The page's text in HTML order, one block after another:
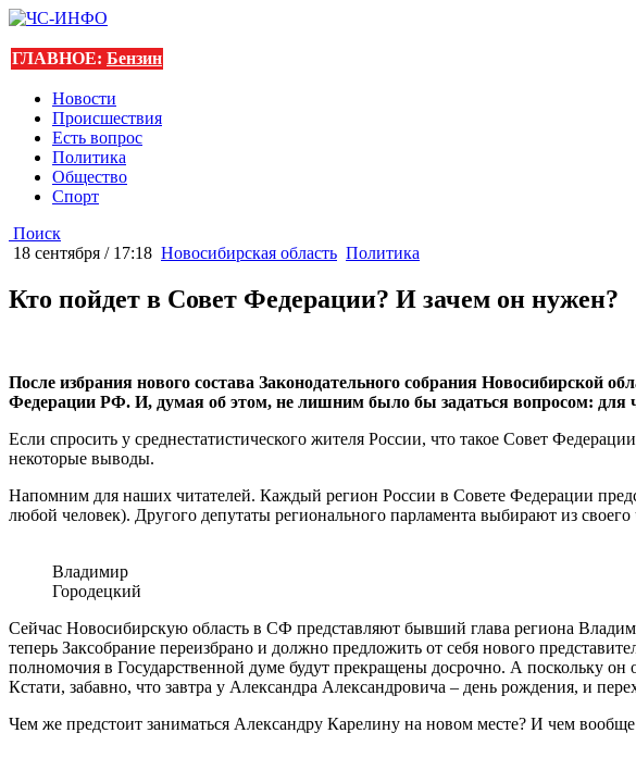
ГЛАВНОЕ: Бензин
Новости
Происшествия
Есть вопрос
Политика
Общество
Спорт
Поиск
18 сентября / 17:18 Новосибирская область Политика
Кто пойдет в Совет Федерации? И зачем он нужен?
После избрания нового состава Законодательного собрания Новосибирской
Федерации РФ. И, думая об этом, не лишним было бы задаться вопросом: для
Если спросить у среднестатистического жителя России, что такое Совет
некоторые выводы.
Напомним для наших читателей. Каждый регион России в Совете Федерации
любой человек). Другого депутаты регионального парламента выбирают из своего
Владимир
Городецкий
Сейчас Новосибирскую область в СФ представляют бывший глава региона
теперь Заксобрание переизбрано и должно предложить от себя нового
полномочия в Государственной думе будут прекращены досрочно. А поскольку
Кстати, забавно, что завтра у Александра Александровича – день рождения, и
Чем же предстоит заниматься Александру Карелину на новом месте? И чем